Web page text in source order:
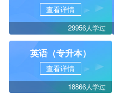
查看详情
29956人学过
英语（专升本）
查看详情
18866人学过